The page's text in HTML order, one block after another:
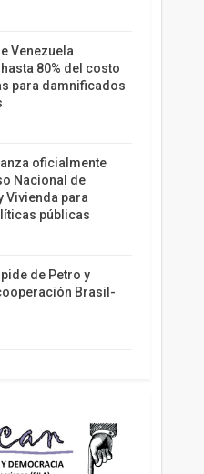
Venezuela
80% del costo
para damnificados
oficialmente
Nacional de
Vivienda para
públicas
de Petro y
Brasil-